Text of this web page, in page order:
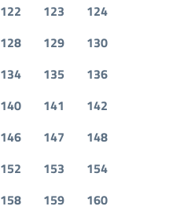
122 123
124
128 129
130
134 135
136
140 141
142
146 147
148
152 153
154
158 159
160